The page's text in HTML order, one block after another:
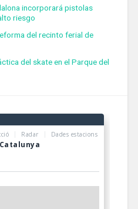
incorporará pistolas
riesgo
del recinto ferial de
del skate en el Parque del